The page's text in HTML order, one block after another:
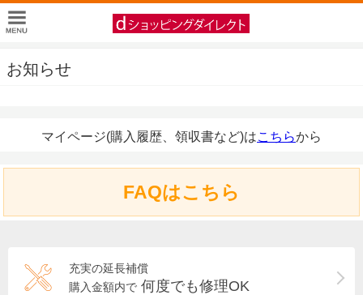
お知らせ
マイページ(購入履歴、領収書など)はこちらから
FAQはこちら
充実の延長補償
購入金額内で 何度でも修理OK